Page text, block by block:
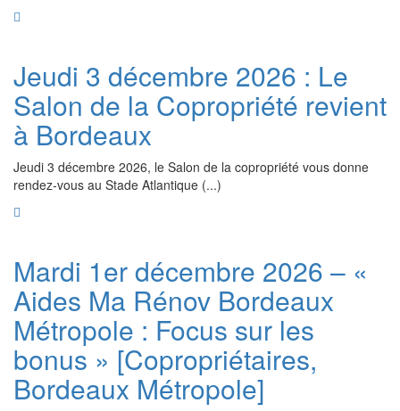
Jeudi 3 décembre 2026 : Le
Salon de la Copropriété revient
à Bordeaux
Jeudi 3 décembre 2026, le Salon de la copropriété vous donne
rendez-vous au Stade Atlantique (...)
Mardi 1er décembre 2026 – «
Aides Ma Rénov Bordeaux
Métropole : Focus sur les
bonus » [Copropriétaires,
Bordeaux Métropole]